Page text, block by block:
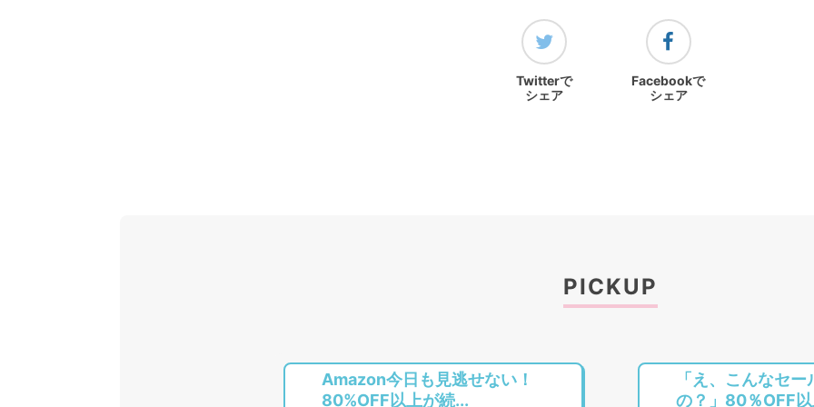
Twitterで
シェア
Facebookで
シェア
PICKUP
Amazon今日も見逃せない！
80%OFF以上が続...
「え、こんなセ
の？」80％OFF